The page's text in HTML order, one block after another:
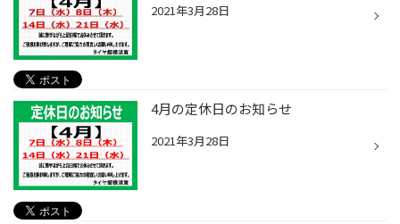
2021年3月28日
4月の定休日のお知らせ
2021年3月28日